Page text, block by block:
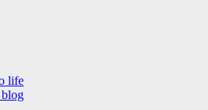
life